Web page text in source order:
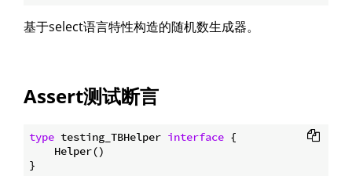
基于select语言特性构造的随机数生成器。
Assert测试断言
type testing_TBHelper interface {
    Helper()
}